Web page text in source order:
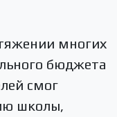
многих
бюджета
смог
школы,